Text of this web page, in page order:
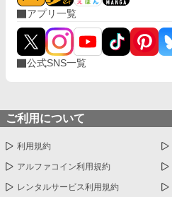
アプリ一覧
公式SNS一覧
ご利用について
利用規約
アルファコイン利用規約
レンタルサービス利用規約